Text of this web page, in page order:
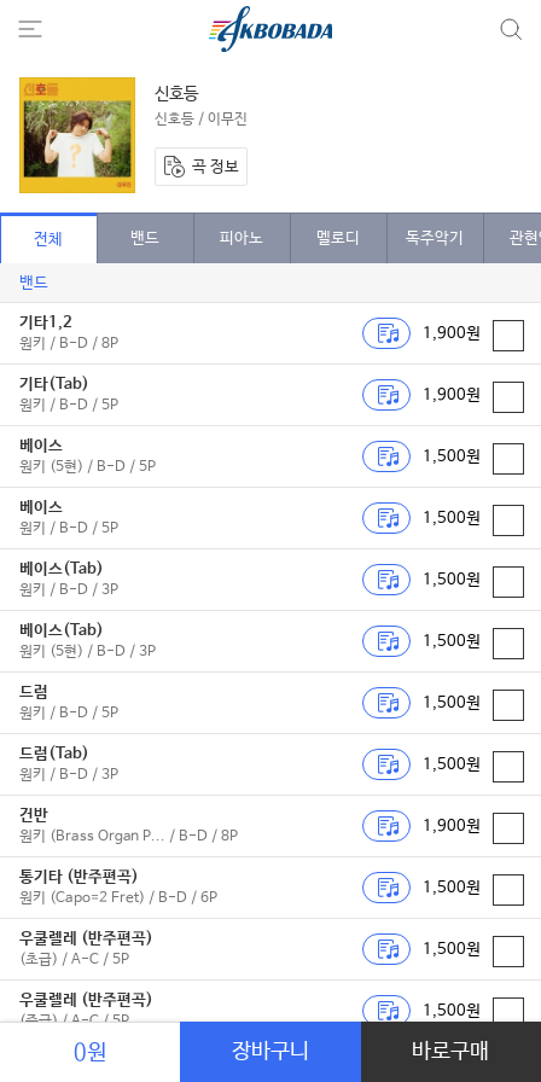
신호등
신호등 / 이무진
곡 정보
전체 밴드 피아노 멜로디 독주악기 관
밴드
기타1,2
원키 / B-D / 8P
1,900원
기타(Tab)
원키 / B-D / 5P
1,900원
베이스
원키 (5현) / B-D / 5P
1,500원
베이스
원키 / B-D / 5P
1,500원
베이스(Tab)
원키 / B-D / 3P
1,500원
베이스(Tab)
원키 (5현) / B-D / 3P
1,500원
드럼
원키 / B-D / 5P
1,500원
드럼(Tab)
원키 / B-D / 3P
1,500원
건반
원키 (Brass Organ P... / B-D / 8P
1,900원
통기타 (반주편곡)
원키 (Capo=2 Fret) / B-D / 6P
1,500원
우쿨렐레 (반주편곡)
(초급) / A-C / 5P
1,500원
우쿨렐레 (반주편곡)
(중급) / A-C / 5P
1,500원
기타 마스터
0원 장바구니 바로구매